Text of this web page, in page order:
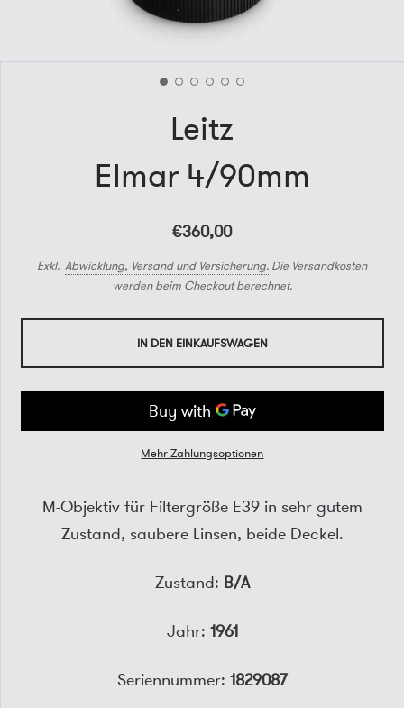
Leitz
Elmar 4/90mm
€360,00
Exkl.Abwicklung, Versand und Versicherung. Die Versandkosten
werden beim Checkout berechnet.
IN DEN EINKAUFSWAGEN
Mehr Zahlungsoptionen
M-Objektiv für Filtergröße E39 in sehr gutem
Zustand, saubere Linsen, beide Deckel.
Zustand: B/A
Jahr: 1961
Seriennummer:1829087